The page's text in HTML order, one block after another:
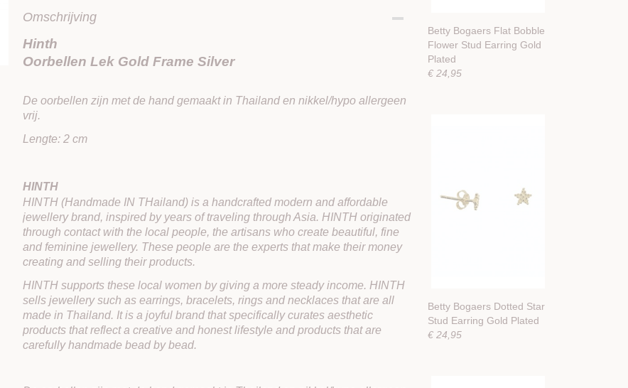
Omschrijving
Hinth
Oorbellen Lek Gold Frame Silver
De oorbellen zijn met de hand gemaakt in Thailand en nikkel/hypo allergeen
vrij.
Lengte: 2 cm
HINTH
HINTH (Handmade IN THailand) is a handcrafted modern and affordable
jewellery brand, inspired by years of traveling through Asia. HINTH originated
through contact with the local people, the artisans who create beautiful, fine
and feminine jewellery. These people are the experts that make their money
creating and selling their products.
HINTH supports these local women by giving a more steady income. HINTH
sells jewellery such as earrings, bracelets, rings and necklaces that are all
made in Thailand. It is a joyful brand that specifically curates aesthetic
products that reflect a creative and honest lifestyle and products that are
carefully handmade bead by bead.
Betty Bogaers Flat Bobble
Flower Stud Earring Gold
Plated
€ 24,95
Betty Bogaers Dotted Star
Stud Earring Gold Plated
€ 24,95